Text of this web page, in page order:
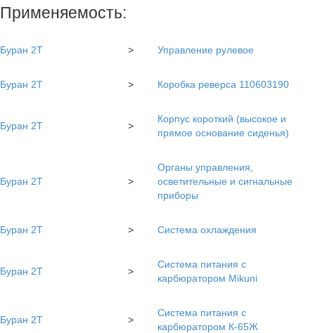
Применяемость:
Буран 2Т > Управление рулевое
Буран 2Т > Коробка реверса 110603190
Буран 2Т >
Корпус короткий (высокое и
прямое основание сиденья)
Буран 2Т >
Органы управления,
осветительные и сигнальные
приборы
Буран 2Т > Система охлаждения
Буран 2Т >
Система питания с
карбюратором Mikuni
Буран 2Т >
Система питания с
карбюратором К-65Ж